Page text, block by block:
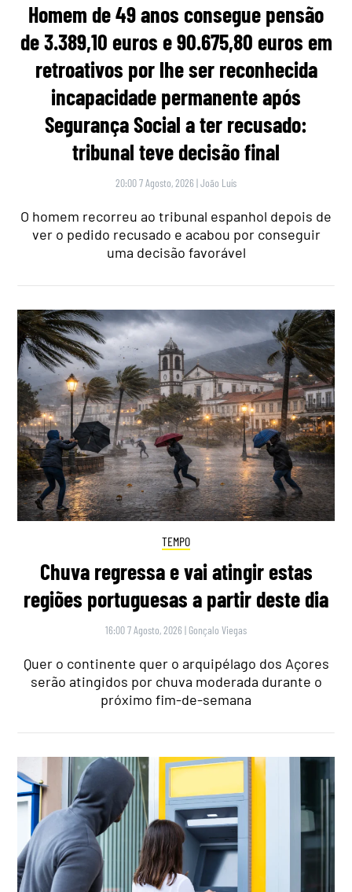
Homem de 49 anos consegue pensão
de 3.389,10 euros e 90.675,80 euros em
retroativos por lhe ser reconhecida
incapacidade permanente após
Segurança Social a ter recusado:
tribunal teve decisão final
20:00 7 Agosto, 2026 |João Luís
O homem recorreu ao tribunal espanhol depois de
ver o pedido recusado e acabou por conseguir
uma decisão favorável
TEMPO
Chuva regressa e vai atingir estas
regiões portuguesas a partir deste dia
16:00 7 Agosto, 2026 | Gonçalo Viegas
Quer o continente quer o arquipélago dos Açores
serão atingidos por chuva moderada durante o
próximo fim-de-semana